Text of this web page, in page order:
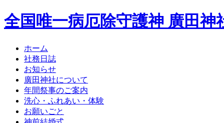
全国唯一病厄除守護神 廣田神
ホーム
社務日誌
お知らせ
廣田神社について
年間祭事のご案内
洗心・ふれあい・体験
お願いごと